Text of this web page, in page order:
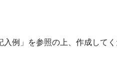
例」を参照の上、作成してく